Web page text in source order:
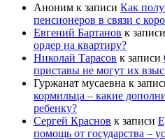
Аноним к записи Как
пенсионеров в связи с
Евгений Бартанов к записи
ордер на квартиру?
Николай Тарасов к записи
приставы не могут их
Гуржанат мусаевна к
кормильца – какие
ребенку?
Сергей Краснов к записи
помощь от государства –